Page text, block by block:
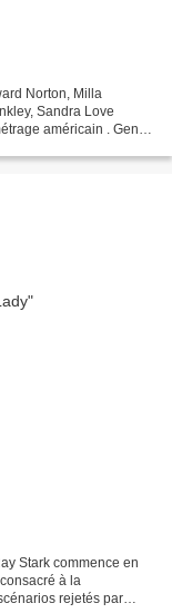
Norton, Milla
Sandra Love
américain . Genre
Stark commence en
à la
rejetés par